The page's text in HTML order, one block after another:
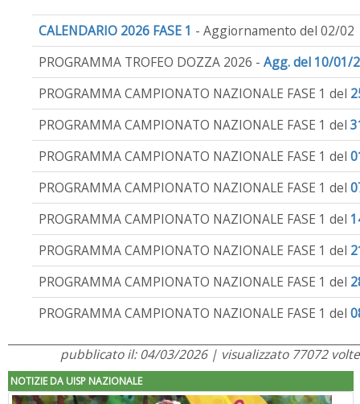
CALENDARIO 2026 FASE 1 - Aggiornamento del 02/02
PROGRAMMA TROFEO DOZZA 2026 - Agg. del 10/01/
PROGRAMMA CAMPIONATO NAZIONALE FASE 1 del
PROGRAMMA CAMPIONATO NAZIONALE FASE 1 del
PROGRAMMA CAMPIONATO NAZIONALE FASE 1 del
PROGRAMMA CAMPIONATO NAZIONALE FASE 1 del
PROGRAMMA CAMPIONATO NAZIONALE FASE 1 del
PROGRAMMA CAMPIONATO NAZIONALE FASE 1 del
PROGRAMMA CAMPIONATO NAZIONALE FASE 1 del
PROGRAMMA CAMPIONATO NAZIONALE FASE 1 del
pubblicato il: 04/03/2026 | visualizzato 77072 volte
NOTIZIE DA UISP NAZIONALE